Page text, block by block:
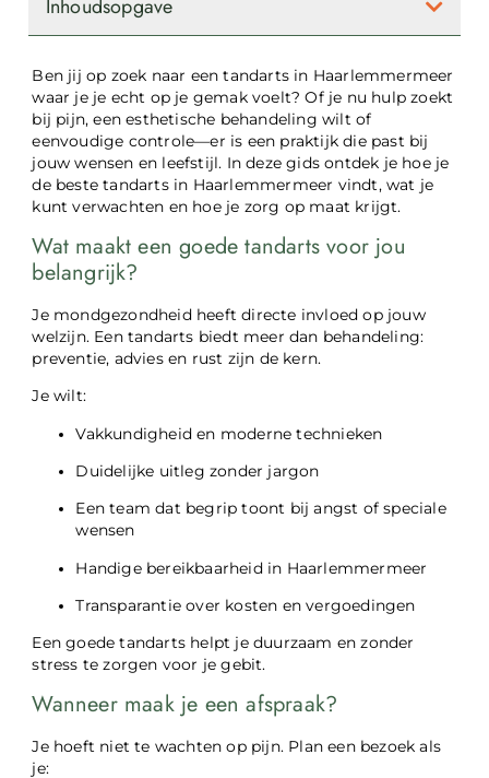
Ben jij op zoek naar een tandarts in Haarlemmermeer
waar je je echt op je gemak voelt? Of je nu hulp zoekt
bij pijn, een esthetische behandeling wilt of
eenvoudige controle—er is een praktijk die past bij
jouw wensen en leefstijl. In deze gids ontdek je hoe je
de beste tandarts in Haarlemmermeer vindt, wat je
kunt verwachten en hoe je zorg op maat krijgt.
Wat maakt een goede tandarts voor jou
belangrijk?
Je mondgezondheid heeft directe invloed op jouw
welzijn. Een tandarts biedt meer dan behandeling:
preventie, advies en rust zijn de kern.
Je wilt:
Vakkundigheid en moderne technieken
Duidelijke uitleg zonder jargon
Een team dat begrip toont bij angst of speciale
wensen
Handige bereikbaarheid in Haarlemmermeer
Transparantie over kosten en vergoedingen
Een goede tandarts helpt je duurzaam en zonder
stress te zorgen voor je gebit.
Wanneer maak je een afspraak?
Je hoeft niet te wachten op pijn. Plan een bezoek als
je:
Inhoudsopgave